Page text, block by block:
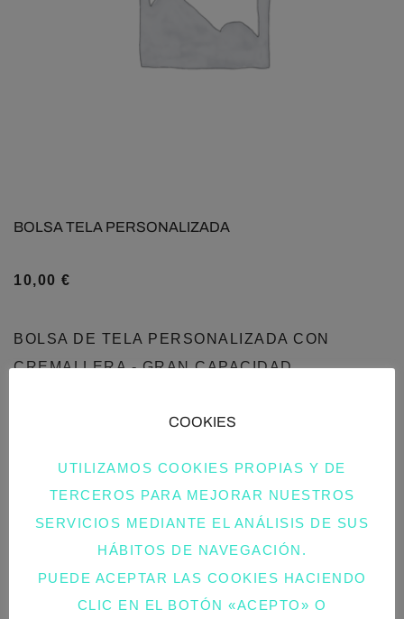
BOLSA TELA PERSONALIZADA
10,00 €
BOLSA DE TELA PERSONALIZADA CON
CREMALLERA - GRAN CAPACIDAD
COOKIES
UTILIZAMOS COOKIES PROPIAS Y DE
TERCEROS PARA MEJORAR NUESTROS
SERVICIOS MEDIANTE EL ANÁLISIS DE SUS
HÁBITOS DE NAVEGACIÓN.
PUEDE ACEPTAR LAS COOKIES HACIENDO
CLIC EN EL BOTÓN «ACEPTO» O